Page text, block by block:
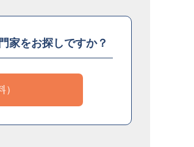
家をお探しですか？